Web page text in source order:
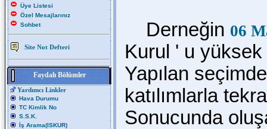
Üye Listesi
Özel Mesajlarınız
Sohbet
Site Not Defteri
Faydalı Bölümler
Yardımcı Linkler
Hava Durumu
TC Kimlik No
S.S.K.
İş Arama(ISKUR)
Derneğin 06
Kurul ' u yüksek
Yapılan
katılımlarla
Sonucunda